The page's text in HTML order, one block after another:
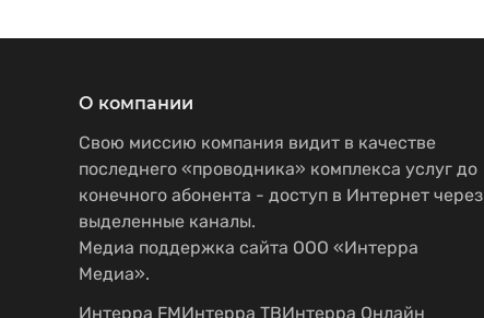
О компании
Свою миссию компания видит в качестве
последнего «проводника» комплекса услуг до
конечного абонента - доступ в Интернет через
выделенные каналы.
Медиа поддержка сайта ООО «Интерра
Медиа».
Интерра FMИнтерра ТВИнтерра Онлайн